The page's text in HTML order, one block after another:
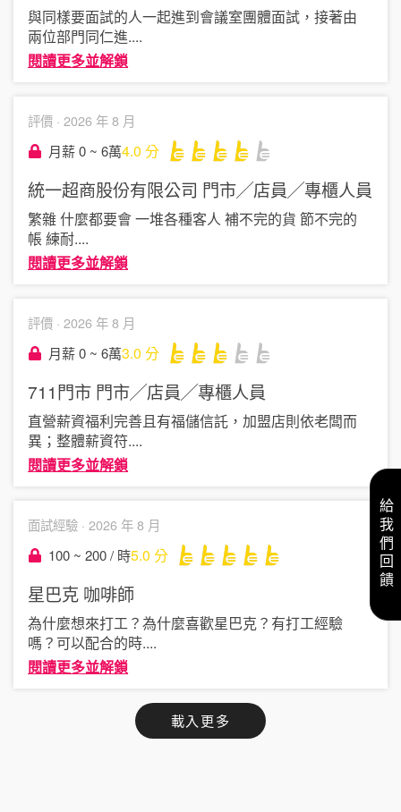
與同樣要面試的人一起進到會議室團體面試，接著由
兩位部門同仁進....
閱讀更多並解鎖
評價 · 2026 年 8 月
月薪 0 ~ 6萬4.0 分
統一超商股份有限公司 門市╱店員╱專櫃人員
繁雜 什麼都要會 一堆各種客人 補不完的貨 節不完的
帳 練耐....
閱讀更多並解鎖
評價 · 2026 年 8 月
月薪 0 ~ 6萬3.0 分
711門市 門市╱店員╱專櫃人員
直營薪資福利完善且有福儲信託，加盟店則依老闆而
異；整體薪資符....
閱讀更多並解鎖
面試經驗 · 2026 年 8 月
100 ~ 200 / 時5.0 分
星巴克 咖啡師
為什麼想來打工？為什麼喜歡星巴克？有打工經驗
嗎？可以配合的時....
閱讀更多並解鎖
載入更多
給我們回饋